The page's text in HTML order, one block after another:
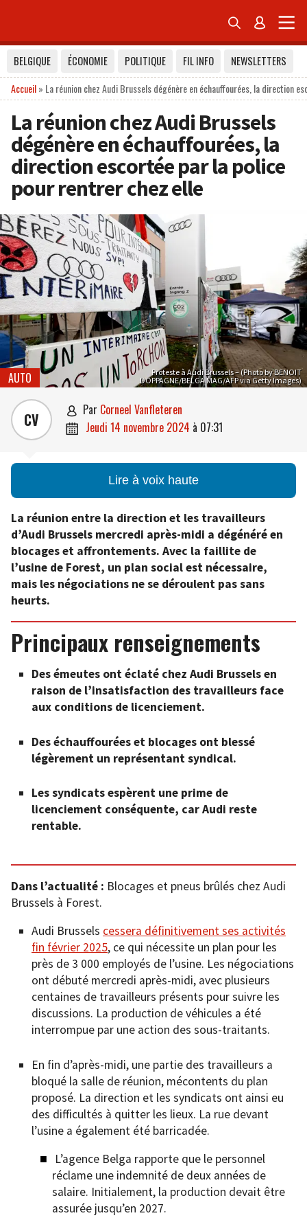
 
BELGIQUE ÉCONOMIE POLITIQUE FIL INFO
NEWSLETTERS
Accueil» La réunion chez Audi Brussels dégénère en échauffourées, la direction
La réunion chez Audi Brussels
dégénère en échauffourées, la
direction escortée par la police
pour rentrer chez elle
Proteste à Audi Brussels – (Photo by BENOIT
DOPPAGNE/BELGA MAG/AFP via Getty Images)
AUTO
CV  par Corneel Vanfleteren
 jeudi 14 novembre 2024 à 07:31
Lire à voix haute
La réunion entre la direction et les travailleurs
d’Audi Brussels mercredi après-midi a dégénéré en
blocages et affrontements. Avec la faillite de
l’usine de Forest, un plan social est nécessaire,
mais les négociations ne se déroulent pas sans
heurts.
Principaux renseignements
Des émeutes ont éclaté chez Audi Brussels en
raison de l’insatisfaction des travailleurs face
aux conditions de licenciement.
Des échauffourées et blocages ont blessé
légèrement un représentant syndical.
Les syndicats espèrent une prime de
licenciement conséquente, car Audi reste
rentable.
Dans l’actualité : Blocages et pneus brûlés chez Audi
Brussels à Forest.
Audi Brussels cessera définitivement ses activités
fin février 2025, ce qui nécessite un plan pour les
près de 3 000 employés de l’usine. Les négociations
ont débuté mercredi après-midi, avec plusieurs
centaines de travailleurs présents pour suivre les
discussions. La production de véhicules a été
interrompue par une action des sous-traitants.
En fin d’après-midi, une partie des travailleurs a
bloqué la salle de réunion, mécontents du plan
proposé. La direction et les syndicats ont ainsi eu
des difficultés à quitter les lieux. La rue devant
l’usine a également été barricadée.
L’agence Belga rapporte que le personnel
réclame une indemnité de deux années de
salaire. Initialement, la production devait être
assurée jusqu’en 2027.